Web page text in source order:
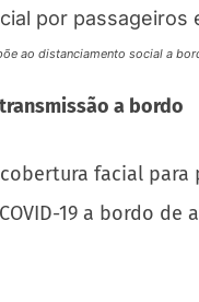
ao distanciamento social a
a bordo
facial
19 a bordo de